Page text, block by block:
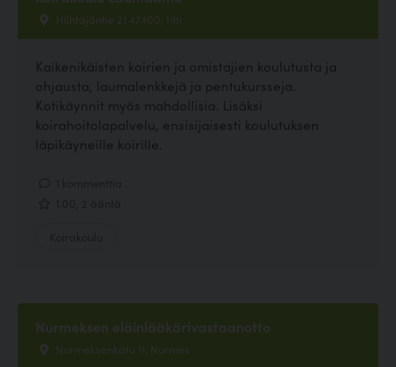
Hiihtäjäntie 21 47400, Iitti
Kaikenikäisten koirien ja omistajien koulutusta ja
ohjausta, laumalenkkejä ja pentukursseja.
Kotikäynnit myös mahdollisia. Lisäksi
koirahoitolapalvelu, ensisijaisesti koulutuksen
läpikäyneille koirille.
Nurmeksen eläinlääkärivastaanotto
Nurmeksenkatu 11, Nurmes